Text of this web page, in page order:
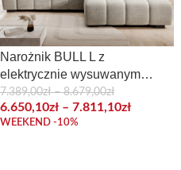
Narożnik BULL L z
elektrycznie wysuwanym
siedziskiem do salonu
7.389,00zł – 8.679,00zł
6.650,10zł – 7.811,10zł
WEEKEND -10%